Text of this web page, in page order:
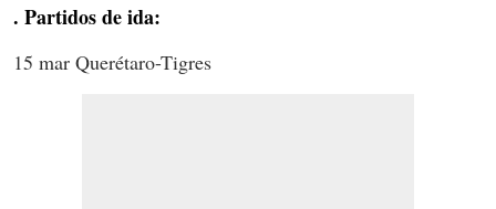
. Partidos de ida:
15 mar Querétaro-Tigres